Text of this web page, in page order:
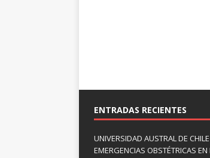
ENTRADAS RECIENTES
UNIVERSIDAD AUSTRAL DE
EMERGENCIAS OBSTÉTRICAS EN